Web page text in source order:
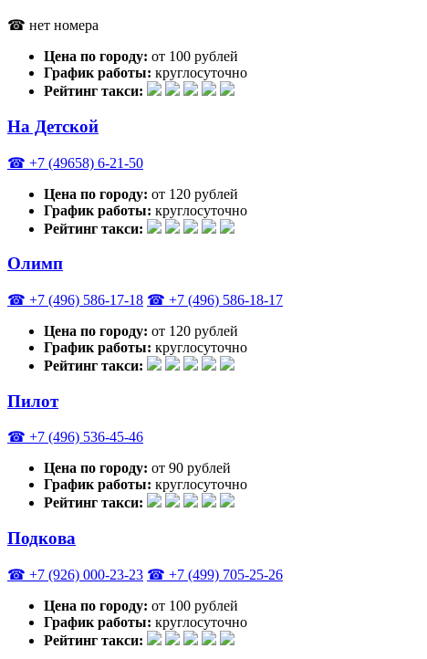
☎ нет номера
Цена по городу: от 100 рублей
График работы: круглосуточно
Рейтинг такси:
На Детской
☎ +7 (49658) 6-21-50
Цена по городу: от 120 рублей
График работы: круглосуточно
Рейтинг такси:
Олимп
☎ +7 (496) 586-17-18 ☎ +7 (496) 586-18-17
Цена по городу: от 120 рублей
График работы: круглосуточно
Рейтинг такси:
Пилот
☎ +7 (496) 536-45-46
Цена по городу: от 90 рублей
График работы: круглосуточно
Рейтинг такси:
Подкова
☎ +7 (926) 000-23-23 ☎ +7 (499) 705-25-26
Цена по городу: от 100 рублей
График работы: круглосуточно
Рейтинг такси: